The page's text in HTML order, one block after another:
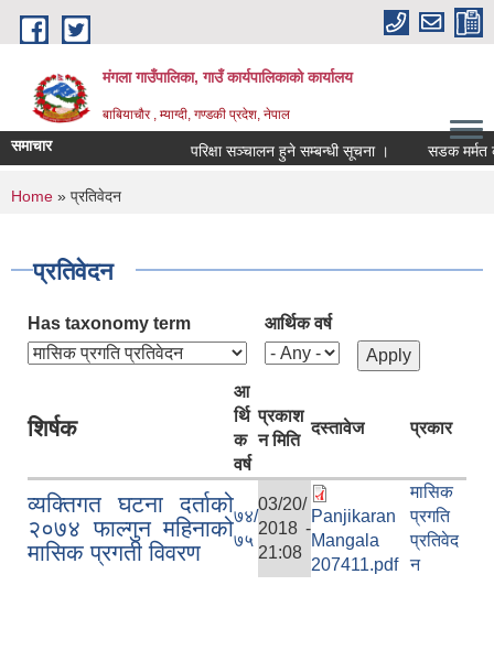
Skip to main content
मंगला गाउँपालिका, गाउँ कार्यपालिकाको कार्यालय
बाबियाचौर , म्याग्दी, गण्डकी प्रदेश, नेपाल
समाचार परिक्षा सञ्चालन हुने सम्बन्धी सूचना । सडक मर्मत
You are here
Home » प्रतिवेदन
प्रतिवेदन
Has taxonomy term आर्थिक वर्ष
शिर्षक
आ
र्थि
क
वर्ष
प्रकाश
न मिति
दस्तावेज प्रकार
व्यक्तिगत घटना दर्ताको
२०७४ फाल्गुन महिनाको
मासिक प्रगती विवरण
७४/
७५
03/20/
2018 -
21:08
Panjikaran
Mangala
207411.pdf
मासिक
प्रगति
प्रतिवेद
न